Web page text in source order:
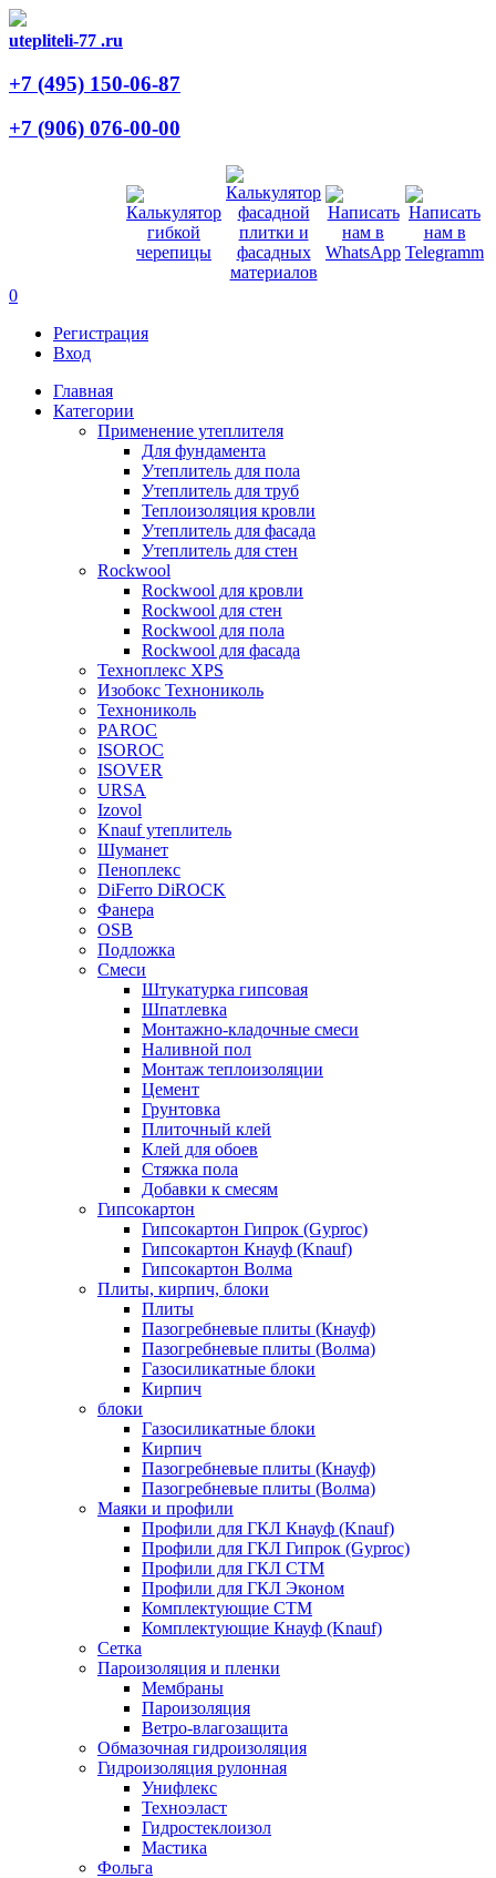
utepliteli-77 .ru
+7 (495) 150-06-87
+7 (906) 076-00-00
0
Регистрация
Вход
Главная
Категории
Применение утеплителя
Для фундамента
Утеплитель для пола
Утеплитель для труб
Теплоизоляция кровли
Утеплитель для фасада
Утеплитель для стен
Rockwool
Rockwool для кровли
Rockwool для стен
Rockwool для пола
Rockwool для фасада
Техноплекс XPS
Изобокс Технониколь
Технониколь
PAROC
ISOROC
ISOVER
URSA
Izovol
Knauf утеплитель
Шуманет
Пеноплекс
DiFerro DiROCK
Фанера
OSB
Подложка
Смеси
Штукатурка гипсовая
Шпатлевка
Монтажно-кладочные смеси
Наливной пол
Монтаж теплоизоляции
Цемент
Грунтовка
Плиточный клей
Клей для обоев
Стяжка пола
Добавки к смесям
Гипсокартон
Гипсокартон Гипрок (Gyproc)
Гипсокартон Кнауф (Knauf)
Гипсокартон Волма
Плиты, кирпич, блоки
Плиты
Пазогребневые плиты (Кнауф)
Пазогребневые плиты (Волма)
Газосиликатные блоки
Кирпич
блоки
Газосиликатные блоки
Кирпич
Пазогребневые плиты (Кнауф)
Пазогребневые плиты (Волма)
Маяки и профили
Профили для ГКЛ Кнауф (Knauf)
Профили для ГКЛ Гипрок (Gyproc)
Профили для ГКЛ СТМ
Профили для ГКЛ Эконом
Комплектующие СТМ
Комплектующие Кнауф (Knauf)
Сетка
Пароизоляция и пленки
Мембраны
Пароизоляция
Ветро-влагозащита
Обмазочная гидроизоляция
Гидроизоляция рулонная
Унифлекс
Техноэласт
Гидростеклоизол
Мастика
Фольга